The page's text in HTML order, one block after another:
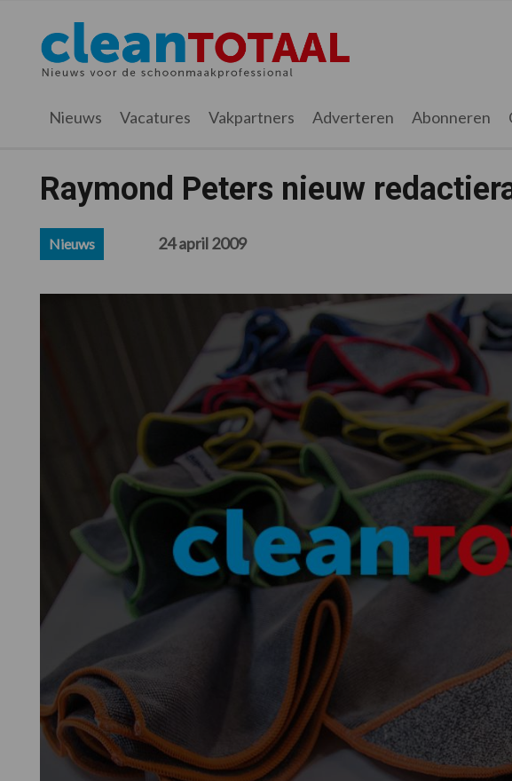
hoofdnavigatie
hoofd
inhoud
eerste
sidebar
voettekst
Cleantotaal.nl
Het
laatste
voor
professionele
schoonmaak
Nieuws Vacatures Vakpartners Adverteren Abonneren
Raymond Peters nieuw
Nieuws 24 april 2009